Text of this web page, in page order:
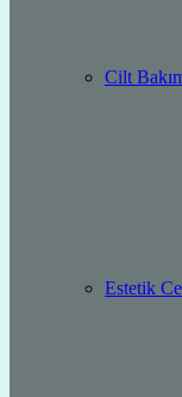
Cilt
Estetik